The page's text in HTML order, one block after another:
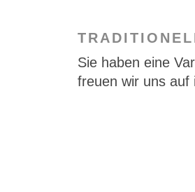
Sie haben eine
freuen wir uns